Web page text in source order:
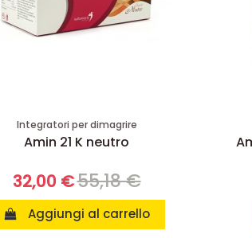
Integratori per dimagrire
Amin 21 K neutro
32,00 €55,18 €
Aggiungi al carrello